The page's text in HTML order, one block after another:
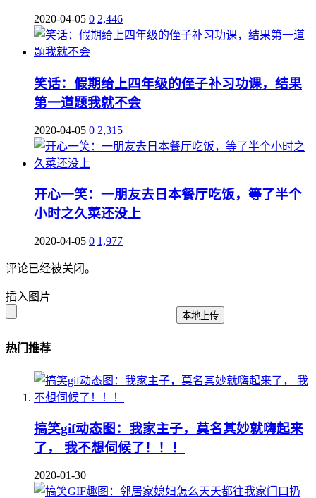
2020-04-05 0 2,446
笑话：假期给上四年级的侄子补习功课，结果
第一道题我就不会
2020-04-05 0 2,315
开心一笑：一朋友去日本餐厅吃饭，等了半个
小时之久菜还没上
2020-04-05 0 1,977
评论已经被关闭。
插入图片
本地上传
热门推荐
搞笑gif动态图：我家主子，莫名其妙就嗨起来
了， 我不想伺候了！！！
2020-01-30